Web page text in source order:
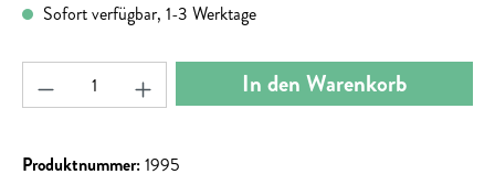
Sofort verfügbar, 1-3 Werktage
Produkt Anzahl: Gib den gewünschten Wert ein
In den Warenkorb
Produktnummer:1995